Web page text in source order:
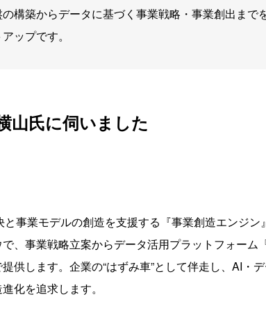
構築からデータに基づく事業戦略・事業創出まで
ップです。
山氏に伺いました
事業モデルの創造を支援する『事業創造エンジ
、事業戦略立案からデータ活用プラットフォーム
供します。企業の“はずみ車”として伴走し、AI・
化を追求します。